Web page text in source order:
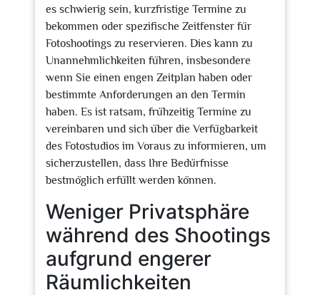
es schwierig sein, kurzfristige Termine zu
bekommen oder spezifische Zeitfenster für
Fotoshootings zu reservieren. Dies kann zu
Unannehmlichkeiten führen, insbesondere
wenn Sie einen engen Zeitplan haben oder
bestimmte Anforderungen an den Termin
haben. Es ist ratsam, frühzeitig Termine zu
vereinbaren und sich über die Verfügbarkeit
des Fotostudios im Voraus zu informieren, um
sicherzustellen, dass Ihre Bedürfnisse
bestmöglich erfüllt werden können.
Weniger Privatsphäre
während des Shootings
aufgrund engerer
Räumlichkeiten